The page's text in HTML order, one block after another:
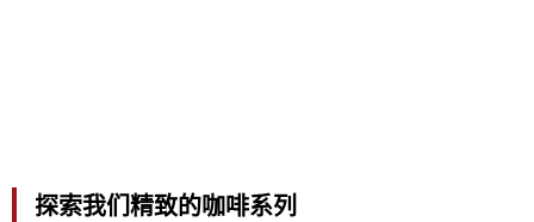
探索我们精致的咖啡系列